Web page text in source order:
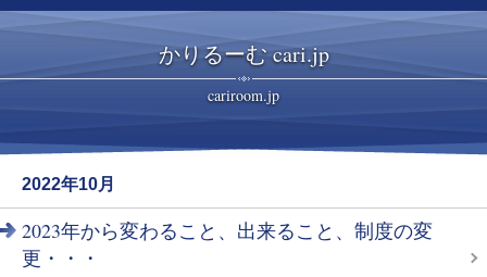
かりるーむ cari.jp
cariroom.jp
2022年10月
2023年から変わること、出来ること、制度の変
更・・・